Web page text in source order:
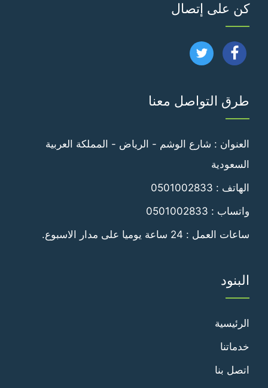
كن على إتصال
تابعنا
فيسبوك
تابعنا
طرق التواصل معنا
العنوان : شارع الوشم - الرياض - المملكة العربية
السعودية
الهاتف : 0501002833
واتساب : 0501002833
ساعات العمل : 24 ساعة يوميا على مدار الاسبوع.
البنود
الرئيسية
خدماتنا
اتصل بنا